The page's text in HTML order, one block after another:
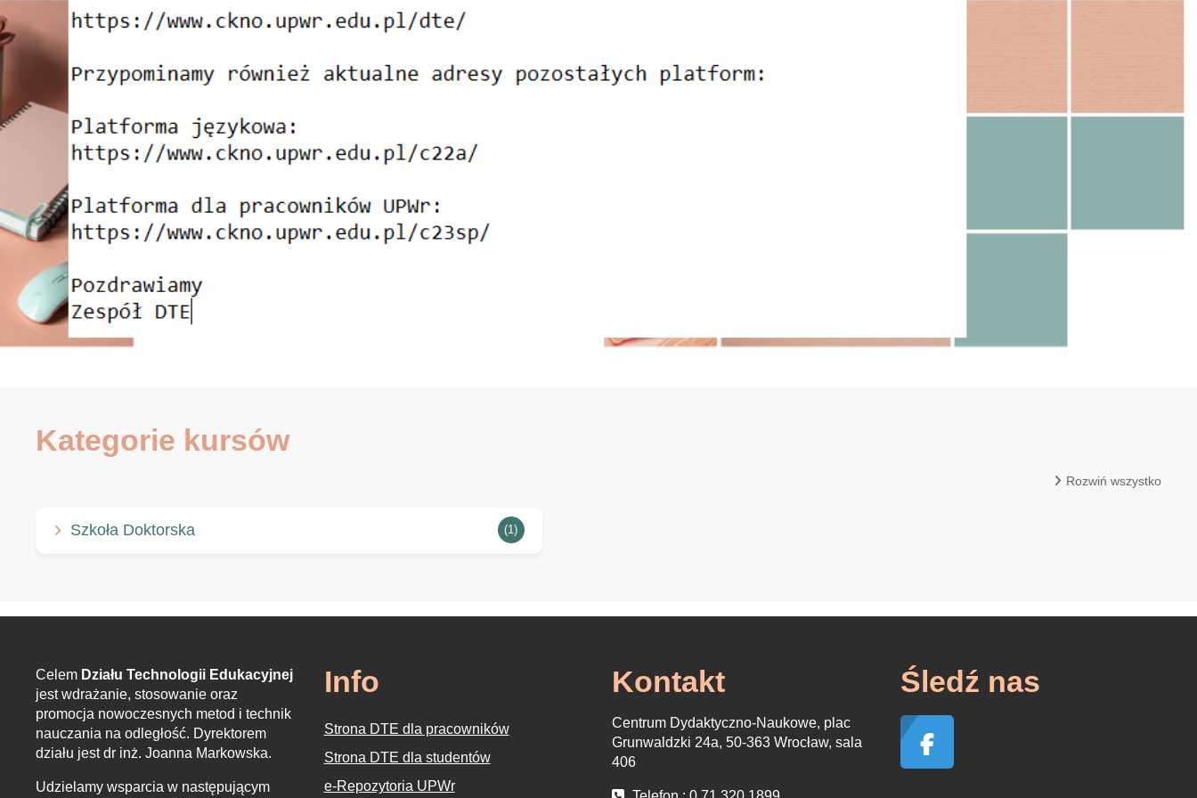
Kategorie kursów
Rozwiń wszystko
Szkoła Doktorska (1)
Celem Działu Technologii Edukacyjnej
jest wdrażanie, stosowanie oraz
promocja nowoczesnych metod i technik
nauczania na odległość. Dyrektorem
działu jest dr inż. Joanna Markowska.
Udzielamy wsparcia w następującym
Info
Strona DTE dla pracowników
Strona DTE dla studentów
e-Repozytoria UPWr
Kontakt
Centrum Dydaktyczno-Naukowe, plac
Grunwaldzki 24a, 50-363 Wrocław, sala
406
Śledź nas